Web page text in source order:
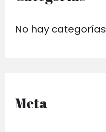
No hay categorías
Meta